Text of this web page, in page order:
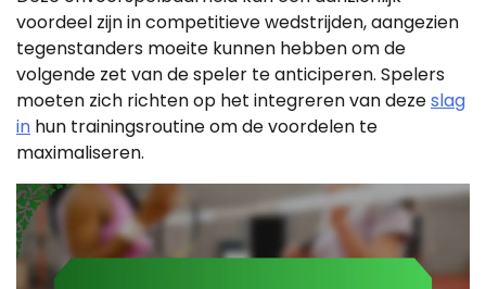
voordeel zijn in competitieve wedstrijden, aangezien
tegenstanders moeite kunnen hebben om de
volgende zet van de speler te anticiperen. Spelers
moeten zich richten op het integreren van dezeslag
in hun trainingsroutine om de voordelen te
maximaliseren.